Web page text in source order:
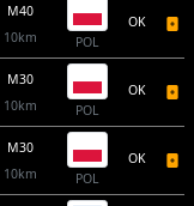
M40
10km
POL
OK
M30
10km
POL
OK
M30
10km
POL
OK